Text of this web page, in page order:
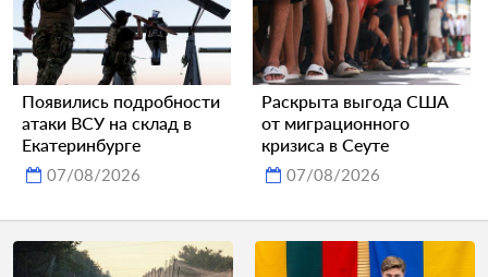
Появились подробности
атаки ВСУ на склад в
Екатеринбурге
07/08/2026
Раскрыта выгода США
от миграционного
кризиса в Сеуте
07/08/2026